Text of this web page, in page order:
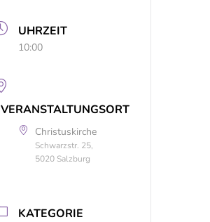
UHRZEIT
10:00
VERANSTALTUNGSORT
Christuskirche
Schwarzstr. 25,
5020 Salzburg
KATEGORIE